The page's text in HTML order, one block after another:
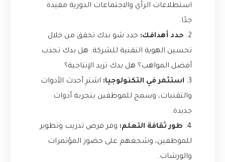
استطلاعات الرأي والاجتماعات الدورية مفيدة
جدًا.
2.
حدد أهدافك: حدد شو بدك تحقق من خلال
تحسين الهوية التقنية للشركة. هل بدك تجذب
أفضل المواهب؟ هل بدك تزيد الإنتاجية؟
3.
استثمر في التكنولوجيا: اشترِ أحدث الأدوات
والتقنيات، وسمح للموظفين بتجربة أدوات
جديدة.
4.
طور ثقافة التعلم: وفر فرص تدريب وتطوير
للموظفين، وشجعهم على حضور المؤتمرات
والورشات.